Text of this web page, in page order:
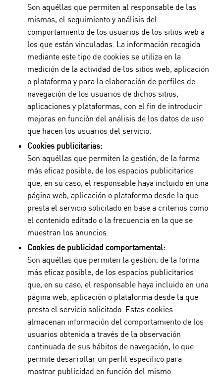
Son aquéllas que permiten al responsable de las
mismas, el seguimiento y análisis del
comportamiento de los usuarios de los sitios web a
los que están vinculadas. La información recogida
mediante este tipo de cookies se utiliza en la
medición de la actividad de los sitios web, aplicación
o plataforma y para la elaboración de perfiles de
navegación de los usuarios de dichos sitios,
aplicaciones y plataformas, con el fin de introducir
mejoras en función del análisis de los datos de uso
que hacen los usuarios del servicio.
Cookies publicitarias:
Son aquéllas que permiten la gestión, de la forma
más eficaz posible, de los espacios publicitarios
que, en su caso, el responsable haya incluido en una
página web, aplicación o plataforma desde la que
presta el servicio solicitado en base a criterios como
el contenido editado o la frecuencia en la que se
muestran los anuncios.
Cookies de publicidad comportamental:
Son aquéllas que permiten la gestión, de la forma
más eficaz posible, de los espacios publicitarios
que, en su caso, el responsable haya incluido en una
página web, aplicación o plataforma desde la que
presta el servicio solicitado. Estas cookies
almacenan información del comportamiento de los
usuarios obtenida a través de la observación
continuada de sus hábitos de navegación, lo que
permite desarrollar un perfil específico para
mostrar publicidad en función del mismo.